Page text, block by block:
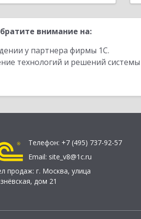
внимание на:
у партнера фирмы 1С.
технологий и решений
Телефон: +7 (495) 737-92-57
Email: site_v8@1c.ru
продаж: г. Москва, улица
дом 21